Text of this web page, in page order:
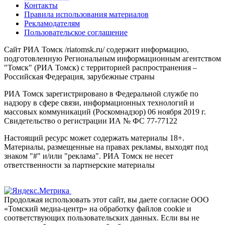
Контакты
Правила использования материалов
Рекламодателям
Пользовательское соглашение
Сайт РИА Томск /riatomsk.ru/ содержит информацию,
подготовленную Региональным информационным агентством
"Томск" (РИА Томск) с территорией распространения –
Российская Федерация, зарубежные страны
РИА Томск зарегистрировано в Федеральной службе по
надзору в сфере связи, информационных технологий и
массовых коммуникаций (Роскомнадзор) 06 ноября 2019 г.
Свидетельство о регистрации ИА № ФС 77-77122
Настоящий ресурс может содержать материалы 18+.
Материалы, размещенные на правах рекламы, выходят под
знаком "#" и/или "реклама". РИА Томск не несет
ответственности за партнерские материалы
Продолжая использовать этот сайт, вы даете согласие ООО
«Томский медиа-центр» на обработку файлов cookie и
соответствующих пользовательских данных. Если вы не